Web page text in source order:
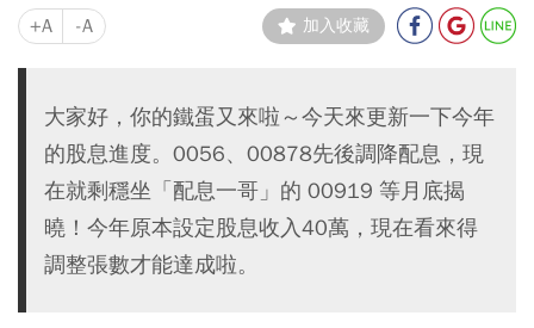
+A -A 加入收藏
大家好，你的鐵蛋又來啦～今天來更新一下今年
的股息進度。0056、00878先後調降配息，現
在就剩穩坐「配息一哥」的 00919 等月底揭
曉！今年原本設定股息收入40萬，現在看來得
調整張數才能達成啦。